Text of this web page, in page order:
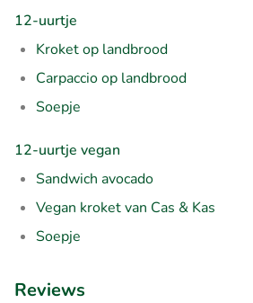
12-uurtje
Kroket op landbrood
Carpaccio op landbrood
Soepje
12-uurtje vegan
Sandwich avocado
Vegan kroket van Cas & Kas
Soepje
Reviews